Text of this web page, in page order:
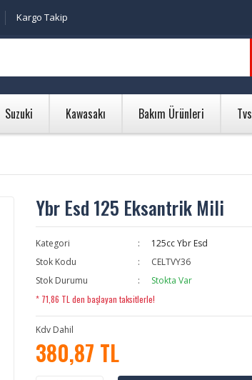
Kargo Takip
Suzuki Kawasakı Bakım Ürünleri Tvs
Ybr Esd 125 Eksantrik Mili
Kategori
125cc Ybr Esd
Stok Kodu
CELTVY36
Stok Durumu
Stokta Var
* 71,86 TL den başlayan taksitlerle!
Kdv Dahil
380,87 TL